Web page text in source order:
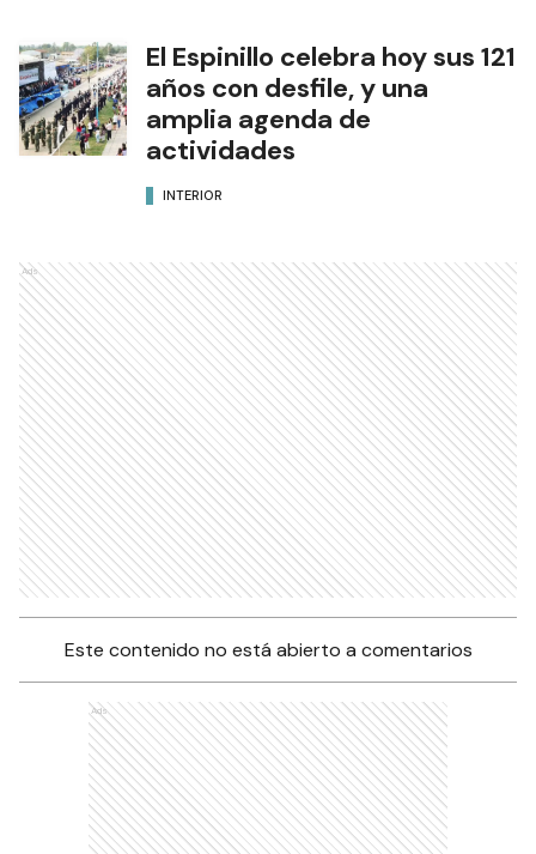
El Espinillo celebra hoy sus 121
años con desfile, y una
amplia agenda de
actividades
INTERIOR
Ads
Este contenido no está abierto a comentarios
Ads